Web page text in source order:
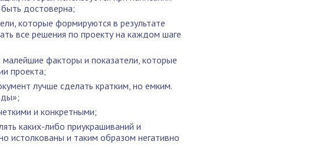
достоверна;
которые формируются в результате
все решения по проекту на каждом шаге
малейшие факторы и показатели, которые
проекта;
лучше сделать кратким, но емким.
и конкретными;
каких-либо приукрашиваний и
истолкованы и таким образом негативно